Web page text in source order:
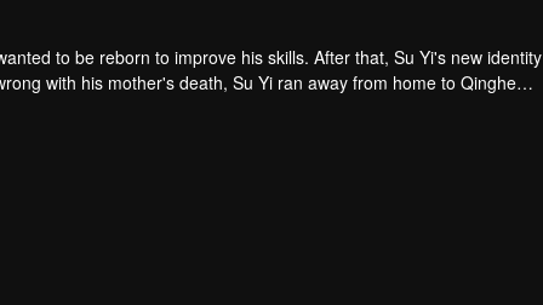
to be reborn to improve his skills. After that, Su Yi's new identity
to become a live-in son-in-law. A year later, he awakened the